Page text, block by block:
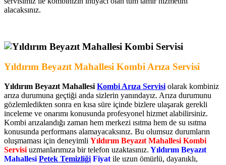
alacaksınız.
Yıldırım Beyazıt Mahallesi Kombi Arıza Servisi
Yıldırım Beyazıt Mahallesi Kombi Arıza Servisi olarak kombiniz
arıza durumuna geçtiği anda sizlerin yanındayız. Arıza durumunu
gözlemledikten sonra en kısa süre içinde bizlere ulaşarak gerekli
inceleme ve onarımı konusunda profesyonel hizmet alabilirsiniz.
Kombi arızalandığı zaman hem merkezi ısıtma hem de su ısıtma
konusunda performans alamayacaksınız. Bu olumsuz durumların
oluşmaması için deneyimli Yıldırım Beyazıt Mahallesi Kombi
Servisi uzmanlarımıza bir telefon uzaktasınız. Yıldırım Beyazıt
Mahallesi Petek Temizliği Fiyat ile uzun ömürlü, dayanıklı,